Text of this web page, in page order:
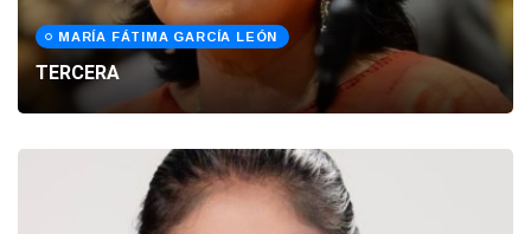
MARÍA FÁTIMA GARCÍA LEÓN
TERCERA